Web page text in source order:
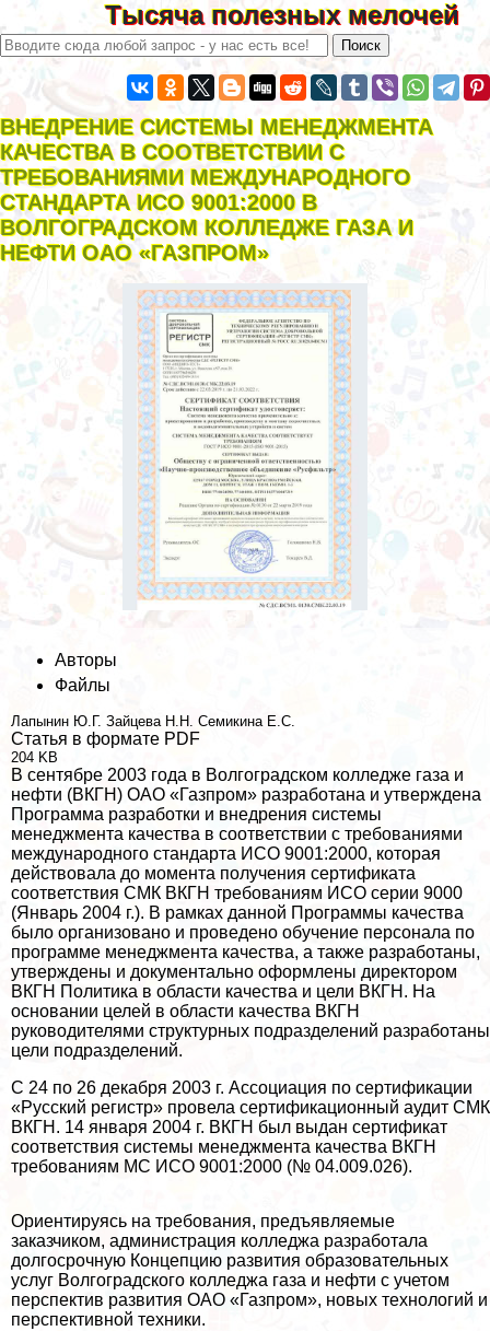
Тысяча полезных мелочей
ВНЕДРЕНИЕ СИСТЕМЫ МЕНЕДЖМЕНТА
КАЧЕСТВА В СООТВЕТСТВИИ С
ТРЕБОВАНИЯМИ МЕЖДУНАРОДНОГО
СТАНДАРТА ИСО 9001:2000 В
ВОЛГОГРАДСКОМ КОЛЛЕДЖЕ ГАЗА И
НЕФТИ ОАО «ГАЗПРОМ»
Авторы
Файлы
Лапынин Ю.Г. Зайцева Н.Н. Семикина Е.С.
Статья в формате PDF
204 KB
В сентябре 2003 года в Волгоградском колледже газа и
нефти (ВКГН) ОАО «Газпром» разработана и утверждена
Программа разработки и внедрения системы
менеджмента качества в соответствии с требованиями
международного стандарта ИСО 9001:2000, которая
действовала до момента получения сертификата
соответствия СМК ВКГН требованиям ИСО серии 9000
(Январь 2004 г.). В рамках данной Программы качества
было организовано и проведено обучение персонала по
программе менеджмента качества, а также разработаны,
утверждены и документально оформлены директором
ВКГН Политика в области качества и цели ВКГН. На
основании целей в области качества ВКГН
руководителями структурных подразделений разработаны
цели подразделений.
С 24 по 26 декабря 2003 г. Ассоциация по сертификации
«Русский регистр» провела сертификационный аудит СМК
ВКГН. 14 января 2004 г. ВКГН был выдан сертификат
соответствия системы менеджмента качества ВКГН
требованиям МС ИСО 9001:2000 (№ 04.009.026).
Ориентируясь на требования, предъявляемые
заказчиком, администрация колледжа разработала
долгосрочную Концепцию развития образовательных
услуг Волгоградского колледжа газа и нефти с учетом
перспектив развития ОАО «Газпром», новых технологий и
перспективной техники.